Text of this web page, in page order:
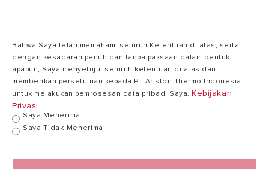
Bahwa Saya telah memahami seluruh Ketentuan di atas, serta
dengan kesadaran penuh dan tanpa paksaan dalam bentuk
apapun, Saya menyetujui seluruh ketentuan di atas dan
memberikan persetujuan kepada PT Ariston Thermo Indonesia
untuk melakukan pemrosesan data pribadi Saya. Kebijakan
Privasi
Saya Menerima
Saya Tidak Menerima